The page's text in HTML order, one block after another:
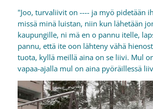
"Joo, turvaliivit on ---- ja myö pidetään
missä minä luistan, niin kun lähetään
kaupungille, ni mä en o pannu itelle,
pannu, että ite oon lähteny vähä
tuota, kyllä meillä aina on se liivi. Mul
vapaa-ajalla mul on aina pyöräillessä